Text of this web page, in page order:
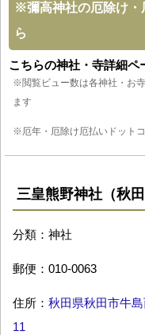
※彌高神社の厄除け
ら
こちらの神社・寺詳細ペ
※閲覧ビュー数は各神社・お
ます
※厄年・厄除け厄払いドット
三皇熊野神社（秋田
分類：神社
郵便：010-0063
住所： 秋田県秋田市牛
11